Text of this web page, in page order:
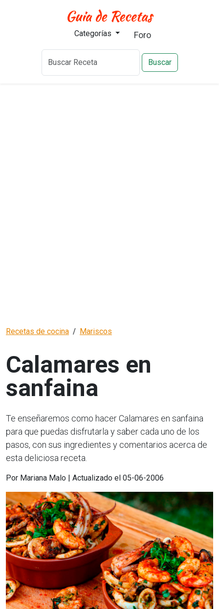
Categorías Foro
Buscar
Recetas de cocina Mariscos
Calamares en
sanfaina
Te enseñaremos como hacer Calamares en sanfaina
para que puedas disfrutarla y saber cada uno de los
pasos, con sus ingredientes y comentarios acerca de
esta deliciosa receta.
Por Mariana Malo | Actualizado el 05-06-2006